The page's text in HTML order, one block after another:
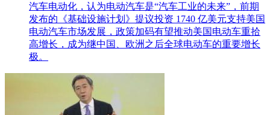
汽车电动化，认为电动汽车是“汽车工业的未来”，前期
发布的《基础设施计划》提议投资 1740 亿美元支持美国
电动汽车市场发展，政策加码有望推动美国电动车重拾
高增长，成为继中国、欧洲之后全球电动车的重要增长
极。